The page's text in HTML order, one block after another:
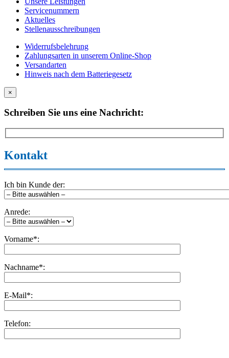
Servicenummern
Aktuelles
Stellenausschreibungen
Widerrufsbelehrung
Zahlungsarten in unserem Online-Shop
Versandarten
Hinweis nach dem Batteriegesetz
×
Schreiben Sie uns eine Nachricht:
Kontakt
Ich bin Kunde der:
Anrede:
Vorname*:
Nachname*:
E-Mail*:
Telefon: